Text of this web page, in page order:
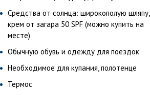
Средства от солнца: широкополую шляпу,
крем от загара 50 SPF (можно купить на
месте)
Обычную обувь и одежду для поездок
Необходимое для купания, полотенце
Термос